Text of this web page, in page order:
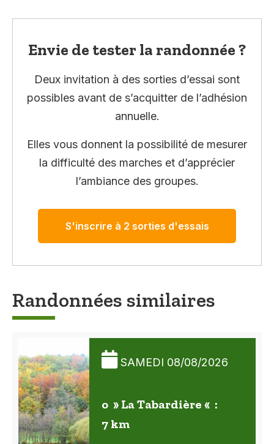
Envie de tester la randonnée ?
Deux invitation à des sorties d’essai sont
possibles avant de s’acquitter de l’adhésion
annuelle.
Elles vous donnent la possibilité de mesurer
la difficulté des marches et d’apprécier
l’ambiance des groupes.
S'inscrire à 2 sorties d'essais
Randonnées similaires
SAMEDI 08/08/2026
o » La Tabardière « :
7 km